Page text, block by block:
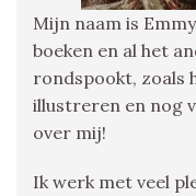
Mijn naam is
boeken en al het
rondspookt, zoals
illustreren en nog
over mij!
Ik werk met veel